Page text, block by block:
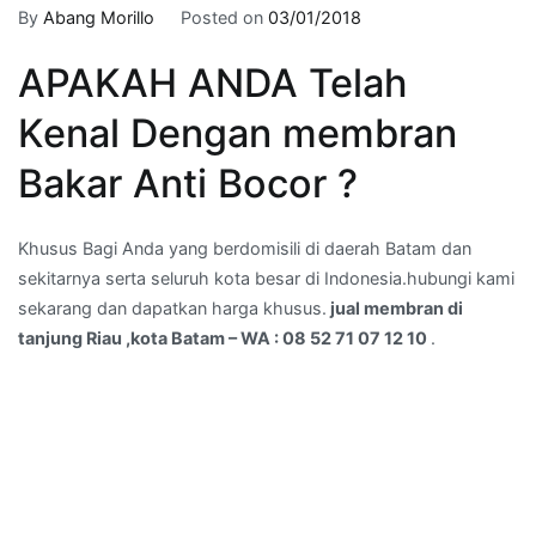
jual
di
Riau
,kota
Batam
WA
:
08
52
By Abang Morillo Posted on 03/01/2018
APAKAH ANDA Telah
Kenal Dengan membran
Bakar Anti Bocor ?
Khusus Bagi Anda yang berdomisili di daerah Batam dan
sekitarnya serta seluruh kota besar di Indonesia.hubungi kami
sekarang dan dapatkan harga khusus. jual membran di
tanjung Riau ,kota Batam – WA : 08 52 71 07 12 10 .